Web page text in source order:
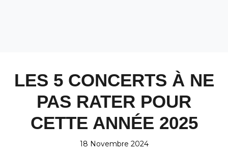
LES 5 CONCERTS À NE
PAS RATER POUR
CETTE ANNÉE 2025
18 Novembre 2024